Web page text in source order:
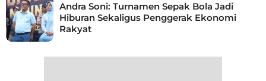
Andra Soni: Turnamen Sepak Bola Jadi
Hiburan Sekaligus Penggerak Ekonomi
Rakyat